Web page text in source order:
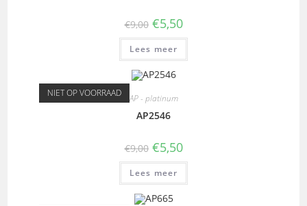
€9,00 €5,50
Lees meer
NIET OP VOORRAAD AP - platinum
AP2546
€9,00 €5,50
Lees meer